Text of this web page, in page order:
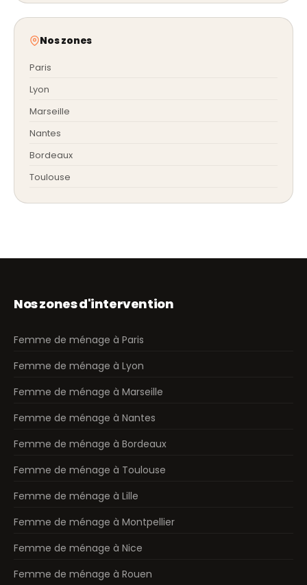
Nos zones
Paris
Lyon
Marseille
Nantes
Bordeaux
Toulouse
Nos zones d'intervention
Femme de ménage à Paris
Femme de ménage à Lyon
Femme de ménage à Marseille
Femme de ménage à Nantes
Femme de ménage à Bordeaux
Femme de ménage à Toulouse
Femme de ménage à Lille
Femme de ménage à Montpellier
Femme de ménage à Nice
Femme de ménage à Rouen